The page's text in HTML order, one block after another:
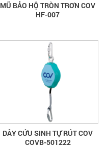
MŨ BẢO HỘ TRÒN TRƠN COV
HF-007
DÂY CỨU SINH TỰ RÚT COV
COVB-501222